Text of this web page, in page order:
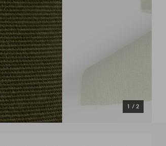
1 / 2